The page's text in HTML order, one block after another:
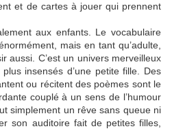
et de cartes à jouer qui prennent
aux enfants. Le vocabulaire
mais en tant qu’adulte,
aussi. C’est un univers merveilleux
insensés d’une petite fille. Des
ou récitent des poèmes sont le
couplé à un sens de l’humour
simplement un rêve sans queue ni
son auditoire fait de petites filles,